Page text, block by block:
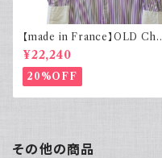
【made in France】OLD Cha
rvet ストライプ 切り替え 紫
¥22,240
20%OFF
その他の商品